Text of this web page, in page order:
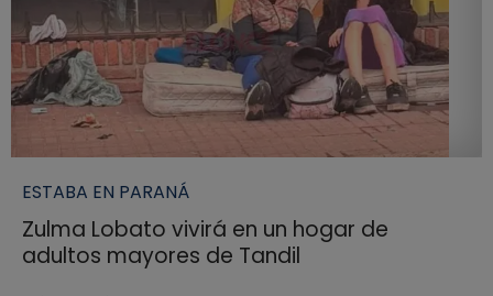
ESTABA EN PARANÁ
Zulma Lobato vivirá en un hogar de
adultos mayores de Tandil